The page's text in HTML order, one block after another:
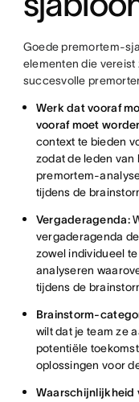
Goede premortem-
elementen die vereist
succesvolle
Werk dat vooraf
vooraf moet
context te bieden
zodat de leden
premortem-
tijdens de
Vergaderagenda:
vergaderagenda
zowel individueel
analyseren
tijdens de
Brainstorm-
wilt dat je team ze
potentiële
oplossingen voor
Waarschijnlijkheid